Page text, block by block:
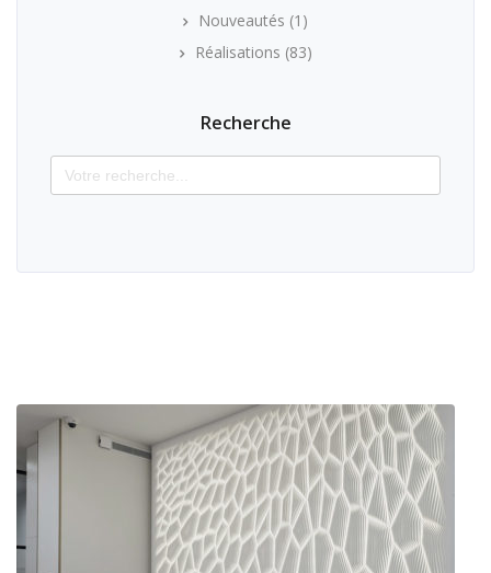
Nouveautés (1)
Réalisations (83)
Recherche
Search
for: